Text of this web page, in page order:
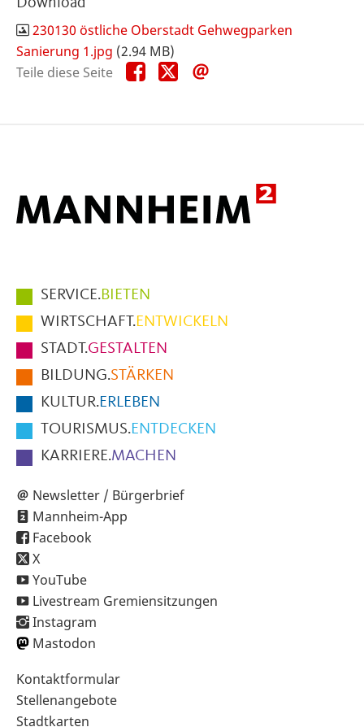
230130 östliche Oberstadt Gehwegparken
Sanierung 1.jpg (2.94 MB)
Teile diese Seite
Teile
diese
Teile
diese
Hauptmenüpunkte
im
Fußbereich
der
Seite
SERVICE.BIETEN
WIRTSCHAFT.ENTWICKELN
STADT.GESTALTEN
BILDUNG.STÄRKEN
KULTUR.ERLEBEN
TOURISMUS.ENTDECKEN
KARRIERE.MACHEN
Newsletter / Bürgerbrief
Mannheim-App
Facebook
X
YouTube
Livestream Gremiensitzungen
Instagram
Mastodon
Sekundärnavigation
im
Fußbereich
Kontaktformular
Stellenangebote
Stadtkarten